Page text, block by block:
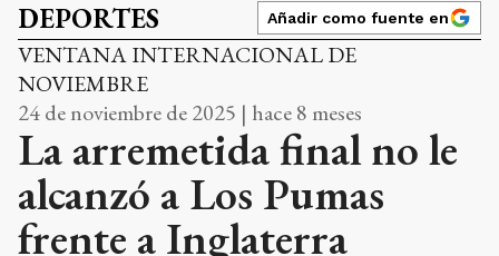
DEPORTES Añadir como fuente en
VENTANA INTERNACIONAL DE
NOVIEMBRE
24 de noviembre de 2025 | hace 8 meses
La arremetida final no le
alcanzó a Los Pumas
frente a Inglaterra